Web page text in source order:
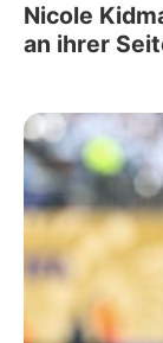
Nicole
an ihrer